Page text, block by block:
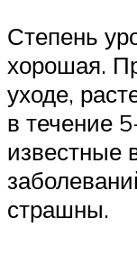
Степень
хорошая.
уходе,
в течение
известные
страшны.